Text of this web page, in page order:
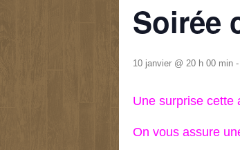
Soirée
10 janvier @ 20 h 00 min -
Une surprise cette
On vous assure